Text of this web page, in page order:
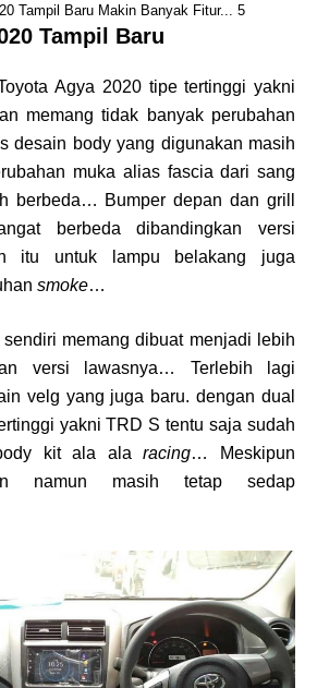
Tampil Baru Makin Banyak Fitur... 5
Tampil Baru
Agya 2020 tipe tertinggi yakni
memang tidak banyak perubahan
desain body yang digunakan masih
muka alias fascia dari sang
berbeda… Bumper depan dan grill
berbeda dibandingkan versi
itu untuk lampu belakang juga
smoke…
memang dibuat menjadi lebih
versi lawasnya… Terlebih lagi
velg yang juga baru. dengan dual
yakni TRD S tentu saja sudah
kit ala alaracing… Meskipun
namun masih tetap sedap